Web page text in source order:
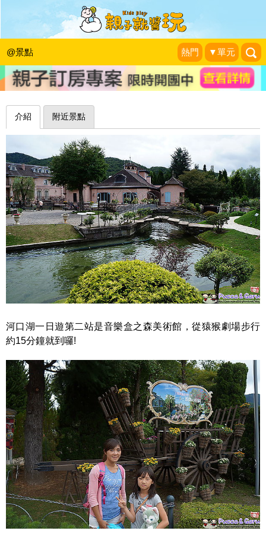
@景點 熱門 ▼單元
全世界最大的音樂盒！東京河口湖音樂
盒之森美術館
Pucca&Garu親子嘻遊記|2014-09-25
介紹 附近景點
河口湖一日遊第二站是音樂盒之森美術館，從猿猴劇場步行
約15分鐘就到囉!